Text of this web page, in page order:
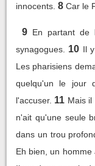
innocents. 8 Car le
9 En partant de
synagogues.
10 Il
Les pharisiens
quelqu'un le jour
l'accuser. 11 Mais
n'ait qu'une seule
dans un trou
Eh bien, un